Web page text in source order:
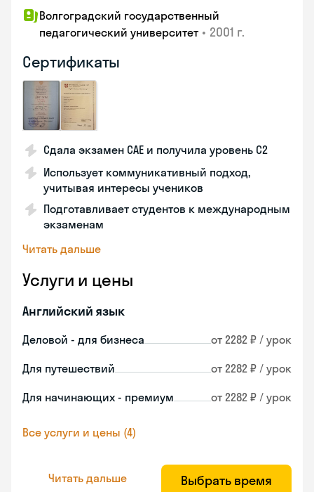
Волгоградский государственный
педагогический университет • 2001 г.
Сертификаты
Сдала экзамен CAE и получила уровень С2
Использует коммуникативный подход,
учитывая интересы учеников
Подготавливает студентов к международным
экзаменам
Читать дальше
Услуги и цены
Английский язык
Деловой - для бизнеса от 2282 ₽ / урок
Для путешествий от 2282 ₽ / урок
Для начинающих - премиум от 2282 ₽ / урок
Все услуги и цены (4)
Читать дальше Выбрать время